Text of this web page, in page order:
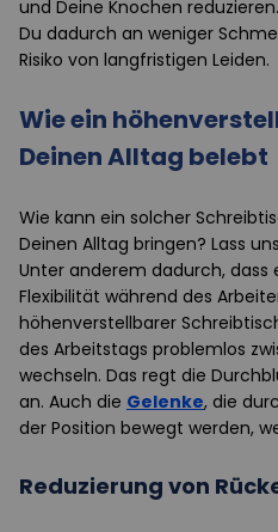
und Deine Knochen
Du dadurch an weniger
Risiko von langfristigen Leiden.
Wie ein
Deinen Alltag belebt
Wie kann ein solcher
Deinen Alltag bringen? Lass
Unter anderem dadurch, dass
Flexibilität während des
höhenverstellbarer
des Arbeitstags problemlos
wechseln. Das regt die
an. Auch die Gelenke, die
der Position bewegt werden,
Reduzierung von